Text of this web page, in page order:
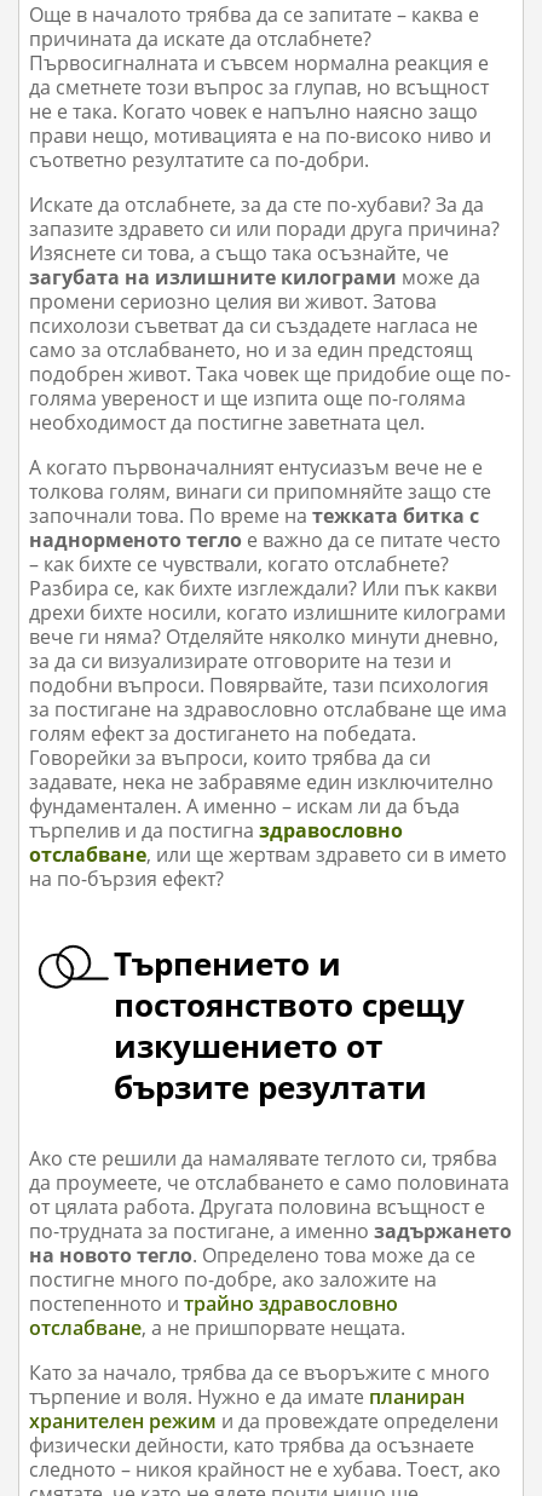
Още в началото трябва да се запитате – каква е
причината да искате да отслабнете?
Първосигналната и съвсем нормална реакция е
да сметнете този въпрос за глупав, но всъщност
не е така. Когато човек е напълно наясно защо
прави нещо, мотивацията е на по-високо ниво и
съответно резултатите са по-добри.
Искате да отслабнете, за да сте по-хубави? За да
запазите здравето си или поради друга причина?
Изяснете си това, а също така осъзнайте, че
загубата на излишните килограми може да
промени сериозно целия ви живот. Затова
психолози съветват да си създадете нагласа не
само за отслабването, но и за един предстоящ
подобрен живот. Така човек ще придобие още по-
голяма увереност и ще изпита още по-голяма
необходимост да постигне заветната цел.
А когато първоначалният ентусиазъм вече не е
толкова голям, винаги си припомняйте защо сте
започнали това. По време натежката битка с
наднорменото тегло е важно да се питате често
– как бихте се чувствали, когато отслабнете?
Разбира се, как бихте изглеждали? Или пък какви
дрехи бихте носили, когато излишните килограми
вече ги няма? Отделяйте няколко минути дневно,
за да си визуализирате отговорите на тези и
подобни въпроси. Повярвайте, тази психология
за постигане на здравословно отслабване ще има
голям ефект за достигането на победата.
Говорейки за въпроси, които трябва да си
задавате, нека не забравяме един изключително
фундаментален. А именно – искам ли да бъда
търпелив и да постигназдравословно
отслабване, или ще жертвам здравето си в името
на по-бързия ефект?
Търпението и
постоянството срещу
изкушението от
бързите резултати
Ако сте решили да намалявате теглото си, трябва
да проумеете, че отслабването е само половината
от цялата работа. Другата половина всъщност е
по-трудната за постигане, а именнозадържането
на новото тегло. Определено това може да се
постигне много по-добре, ако заложите на
постепенното итрайно здравословно
отслабване, а не пришпорвате нещата.
Като за начало, трябва да се въоръжите с много
търпение и воля. Нужно е да имате планиран
хранителен режим и да провеждате определени
физически дейности, като трябва да осъзнаете
следното – никоя крайност не е хубава. Тоест, ако